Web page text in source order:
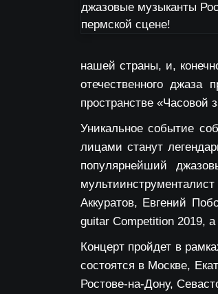
нашей страны, и,
отечественного джаза
пространстве «Часовой
Уникальное событие
лицами станут
популярнейший
Аккуратов, Евгений
guitar Competition 2019,
Концерт пройдет в
состоятся в Москве,
Ростове-на-Дону,